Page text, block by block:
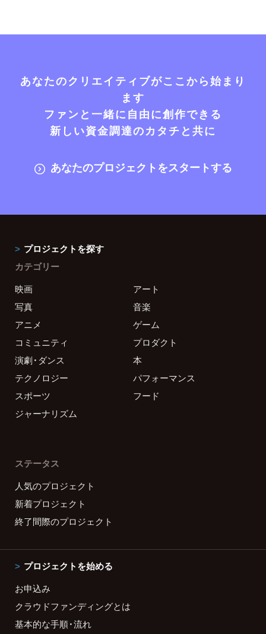
あなたのクリエイティブがここから始まり
ます
ファンと一緒に自由に創作できる
新しい資金調達のカタチと共に
あなたのプロジェクトをスタートする
プロジェクトを探す
カテゴリー
映画
アート
写真
音楽
アニメ
ゲーム
コミュニティ
プロダクト
演劇・ダンス
本
テクノロジー
パフォーマンス
スポーツ
フード
ジャーナリズム
ステータス
人気のプロジェクト
新着プロジェクト
終了間際のプロジェクト
プロジェクトを始める
お申込み
クラウドファンディングとは
基本的な手順・流れ